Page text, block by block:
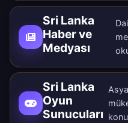
Sri Lanka
Haber ve
Medyası
Sri Lanka
Oyun
Sunucuları